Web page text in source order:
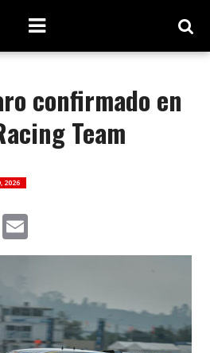
confirmado en
Team
2026
Email